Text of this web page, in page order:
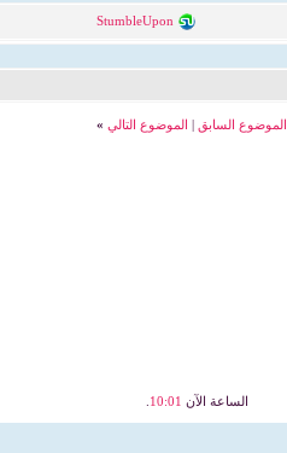
StumbleUpon
الموضوع السابق | الموضوع التالي »
الساعة الآن 10:01